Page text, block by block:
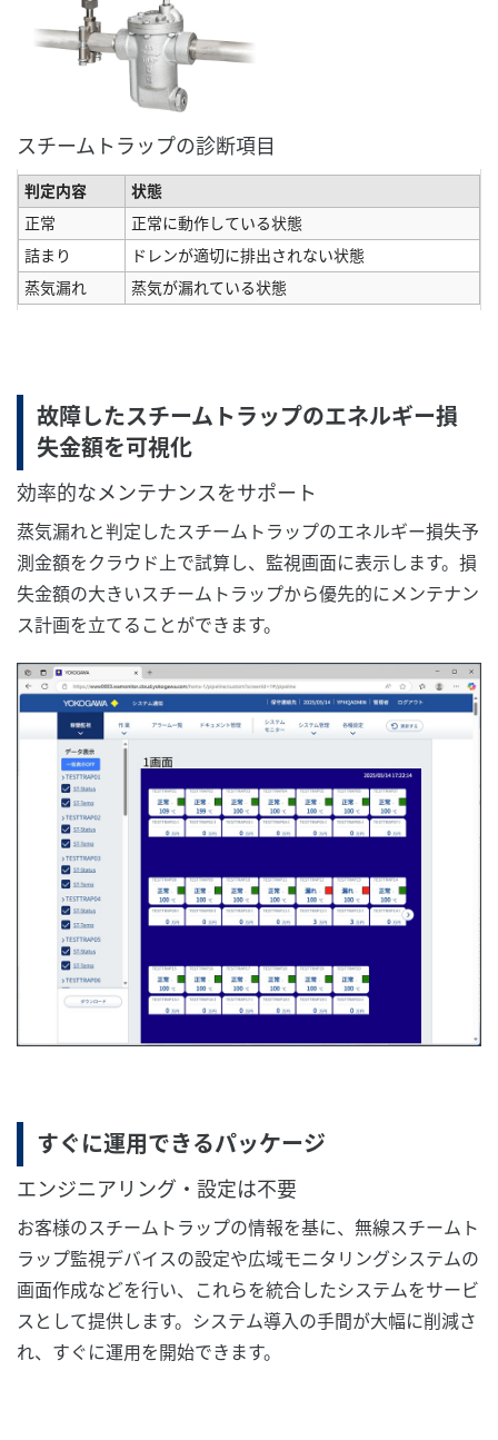
スチームトラップの診断項目
判定内容
状態
正常
正常に動作している状態
詰まり
ドレンが適切に排出されない状態
蒸気漏れ
蒸気が漏れている状態
故障したスチームトラップのエネルギー損
失金額を可視化
効率的なメンテナンスをサポート
蒸気漏れと判定したスチームトラップのエネルギー損失予
測金額をクラウド上で試算し、監視画面に表示します。損
失金額の大きいスチームトラップから優先的にメンテナン
ス計画を立てることができます。
すぐに運用できるパッケージ
エンジニアリング・設定は不要
お客様のスチームトラップの情報を基に、無線スチームト
ラップ監視デバイスの設定や広域モニタリングシステムの
画面作成などを行い、これらを統合したシステムをサービ
スとして提供します。システム導入の手間が大幅に削減さ
れ、すぐに運用を開始できます。